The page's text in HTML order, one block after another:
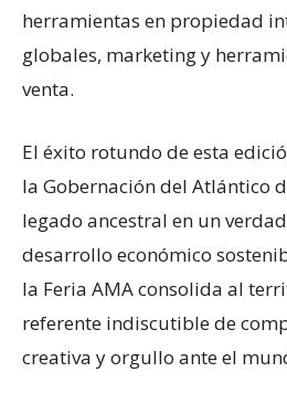
herramientas en propiedad
globales, marketing y
venta.
El éxito rotundo de esta
la Gobernación del Atlántico
legado ancestral en un
desarrollo económico
la Feria AMA consolida al
referente indiscutible de
creativa y orgullo ante el